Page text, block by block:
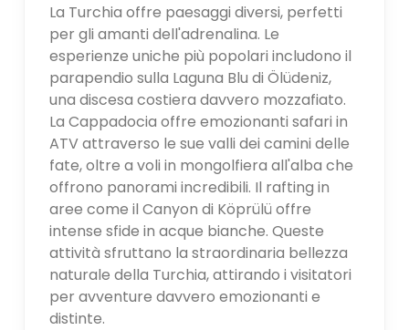
La Turchia offre paesaggi diversi, perfetti
per gli amanti dell'adrenalina. Le
esperienze uniche più popolari includono il
parapendio sulla Laguna Blu di Ölüdeniz,
una discesa costiera davvero mozzafiato.
La Cappadocia offre emozionanti safari in
ATV attraverso le sue valli dei camini delle
fate, oltre a voli in mongolfiera all'alba che
offrono panorami incredibili. Il rafting in
aree come il Canyon di Köprülü offre
intense sfide in acque bianche. Queste
attività sfruttano la straordinaria bellezza
naturale della Turchia, attirando i visitatori
per avventure davvero emozionanti e
distinte.